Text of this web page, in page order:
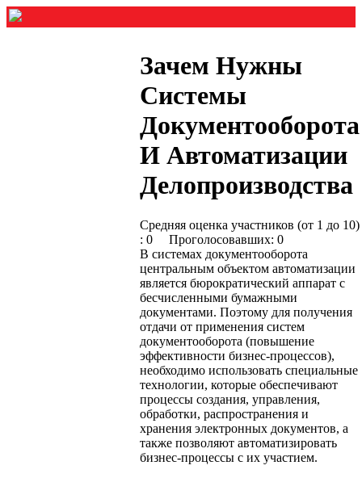
Зачем Нужны
Системы
Документооборота
И Автоматизации
Делопроизводства
Средняя оценка участников (от 1 до 10)
: 0 Проголосовавших: 0
В системах документооборота
центральным объектом автоматизации
является бюрократический аппарат с
бесчисленными бумажными
документами. Поэтому для получения
отдачи от применения систем
документооборота (повышение
эффективности бизнес-процессов),
необходимо использовать специальные
технологии, которые обеспечивают
процессы создания, управления,
обработки, распространения и
хранения электронных документов, а
также позволяют автоматизировать
бизнес-процессы с их участием.